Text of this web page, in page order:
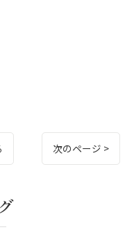
次のページ >